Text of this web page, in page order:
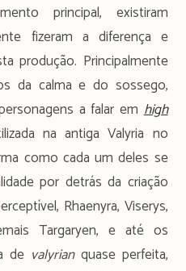
principal, existiram
fizeram a diferença e
produção. Principalmente
da calma e do sossego,
a falar emhigh
na antiga Valyria no
como cada um deles se
por detrás da criação
Rhaenyra, Viserys,
Targaryen, e até os
de valyrianquase perfeita,